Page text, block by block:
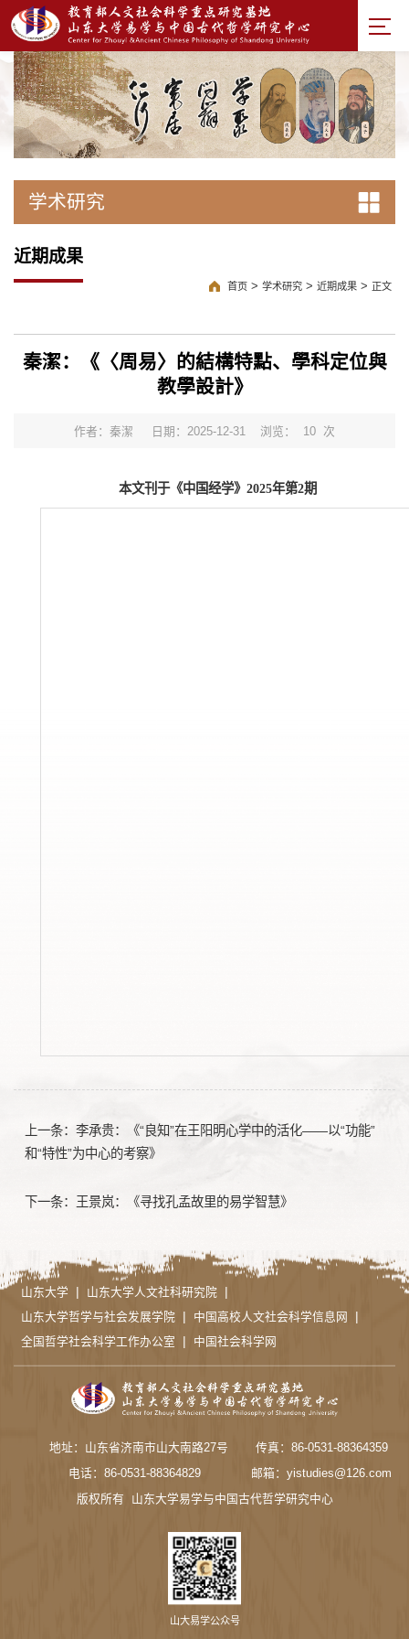
学术研究
近期成果
首页 > 学术研究 > 近期成果 > 正文
秦潔：《〈周易〉的結構特點、學科定位與
教學設計》
作者：秦潔 日期：2025-12-31 浏览： 10 次
本文刊于《中国经学》2025年第2期
上一条： 李承贵：《“良知”在王阳明心学中的活化——以“功能”
和“特性”为中心的考察》
下一条： 王景岚：《寻找孔孟故里的易学智慧》
山东大学 | 山东大学人文社科研究院 |
山东大学哲学与社会发展学院 | 中国高校人文社会科学信息网 |
全国哲学社会科学工作办公室 | 中国社会科学网
地址：山东省济南市山大南路27号
传真：86-0531-88364359
电话：86-0531-88364829
邮箱：yistudies@126.com
版权所有 山东大学易学与中国古代哲学研究中心
山大易学公众号